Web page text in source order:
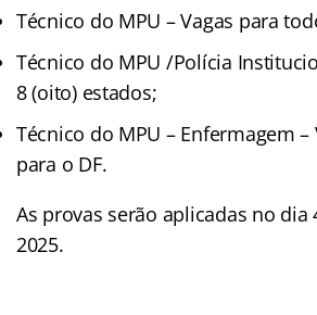
Técnico do MPU – Vagas para
Técnico do MPU /Polícia
8 (oito) estados;
Técnico do MPU – Enfermagem –
para o DF.
As provas serão aplicadas no dia
2025.